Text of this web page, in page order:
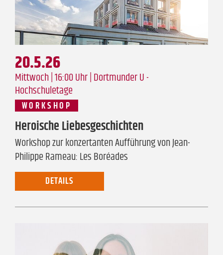
Heroische Liebesgeschichten
20.5.26
Mittwoch | 16:00 Uhr |Dortmunder U -
Hochschuletage
WORKSHOP
Workshop zur konzertanten Aufführung von Jean-
Philippe Rameau: Les Boréades
DETAILS